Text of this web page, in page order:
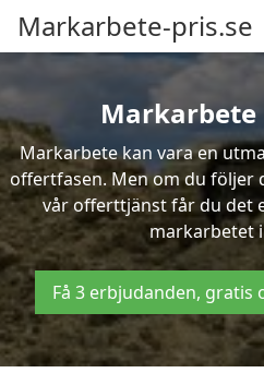
Markarbete-pris.se
Markarbete
Markarbete kan vara en
offertfasen. Men om du följer
vår offerttjänst får du det
markarbetet i
Få 3 erbjudanden,